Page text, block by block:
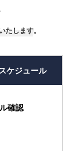
します。
ケジュール
確認